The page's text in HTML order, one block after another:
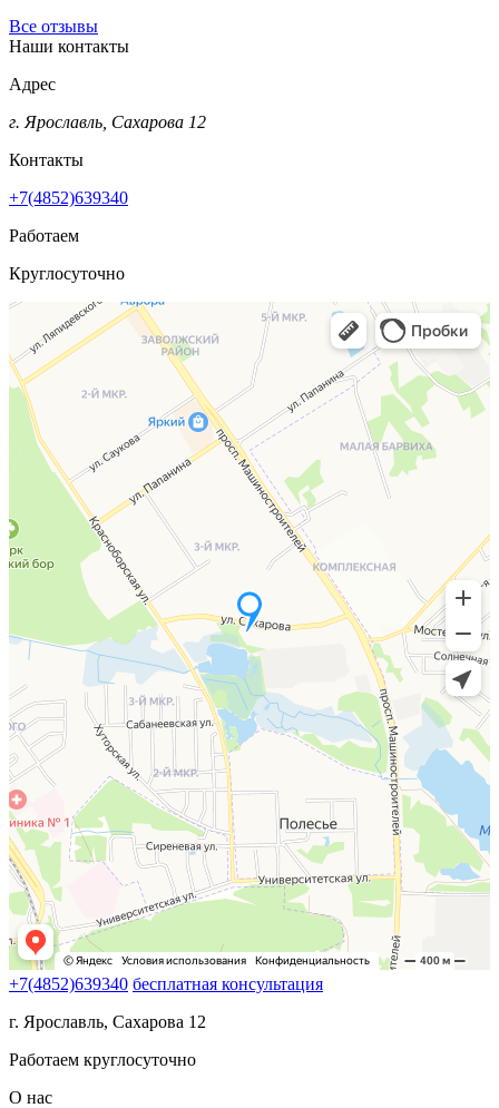
Все отзывы
Наши контакты
Адрес
г. Ярославль, Сахарова 12
Контакты
+7(4852)639340
Работаем
Круглосуточно
+7(4852)639340 бесплатная консультация
г. Ярославль, Сахарова 12
Работаем круглосуточно
О нас